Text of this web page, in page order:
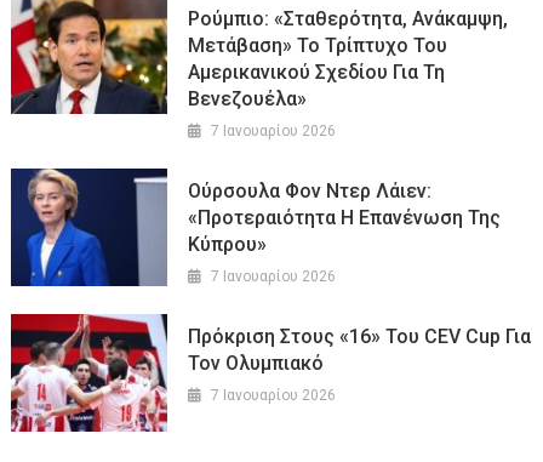
Ρούμπιο: «Σταθερότητα, Ανάκαμψη,
Μετάβαση» Το Τρίπτυχο Του
Αμερικανικού Σχεδίου Για Τη
Βενεζουέλα»
7 Ιανουαρίου 2026
Ούρσουλα Φον Ντερ Λάιεν:
«Προτεραιότητα Η Επανένωση Της
Κύπρου»
7 Ιανουαρίου 2026
Πρόκριση Στους «16» Του CEV Cup Για
Τον Ολυμπιακό
7 Ιανουαρίου 2026